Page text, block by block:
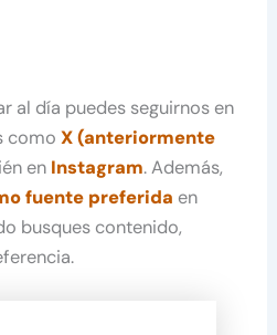
al día puedes seguirnos en
comoX (anteriormente
en Instagram. Además,
fuente preferida en
busques contenido,